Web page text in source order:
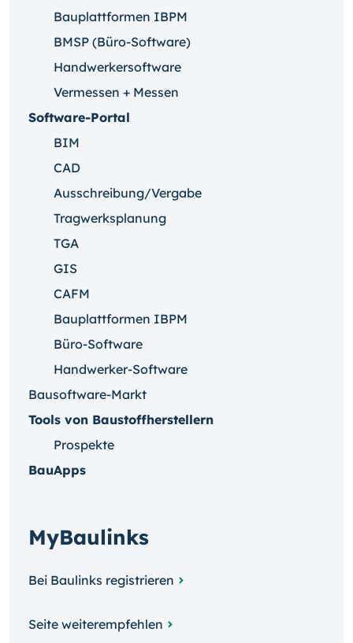
Bauplattformen IBPM
BMSP (Büro-Software)
Handwerkersoftware
Vermessen + Messen
Software-Portal
BIM
CAD
Ausschreibung/Vergabe
Tragwerksplanung
TGA
GIS
CAFM
Bauplattformen IBPM
Büro-Software
Handwerker-Software
Bausoftware-Markt
Tools von Baustoffherstellern
Prospekte
BauApps
MyBaulinks
Bei Baulinks registrieren
Seite weiterempfehlen